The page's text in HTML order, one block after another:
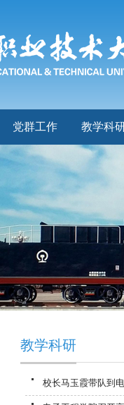
党群工作 教学科
教学科研
校长马玉霞带队到